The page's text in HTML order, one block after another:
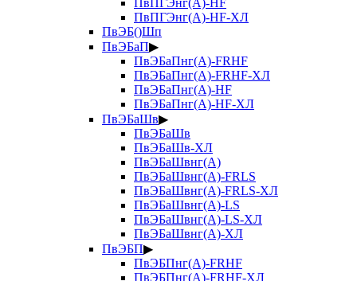
ПвПГЭнг(А)-HF
ПвПГЭнг(А)-HF-ХЛ
ПвЭБ()Шп
ПвЭБаП▶
ПвЭБаПнг(А)-FRHF
ПвЭБаПнг(А)-FRHF-ХЛ
ПвЭБаПнг(А)-HF
ПвЭБаПнг(А)-HF-ХЛ
ПвЭБаШв▶
ПвЭБаШв
ПвЭБаШв-ХЛ
ПвЭБаШвнг(А)
ПвЭБаШвнг(А)-FRLS
ПвЭБаШвнг(А)-FRLS-ХЛ
ПвЭБаШвнг(А)-LS
ПвЭБаШвнг(А)-LS-ХЛ
ПвЭБаШвнг(А)-ХЛ
ПвЭБП▶
ПвЭБПнг(А)-FRHF
ПвЭБПнг(А)-FRHF-ХЛ